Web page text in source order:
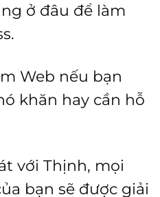
ở đâu để làm
Web nếu bạn
khăn hay cần hỗ
với Thịnh, mọi
bạn sẽ được giải